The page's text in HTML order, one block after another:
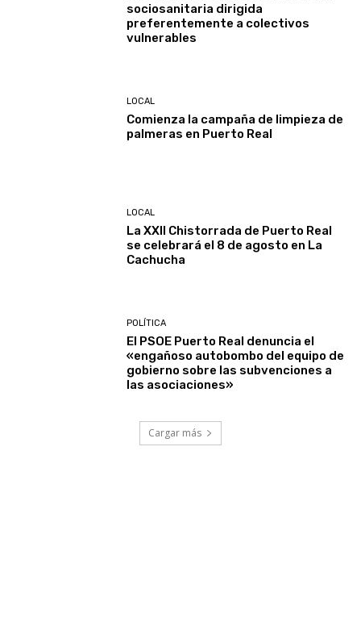
sociosanitaria dirigida
preferentemente a colectivos
vulnerables
LOCAL
Comienza la campaña de limpieza de
palmeras en Puerto Real
LOCAL
La XXII Chistorrada de Puerto Real
se celebrará el 8 de agosto en La
Cachucha
POLÍTICA
El PSOE Puerto Real denuncia el
«engañoso autobombo del equipo de
gobierno sobre las subvenciones a
las asociaciones»
Cargar más